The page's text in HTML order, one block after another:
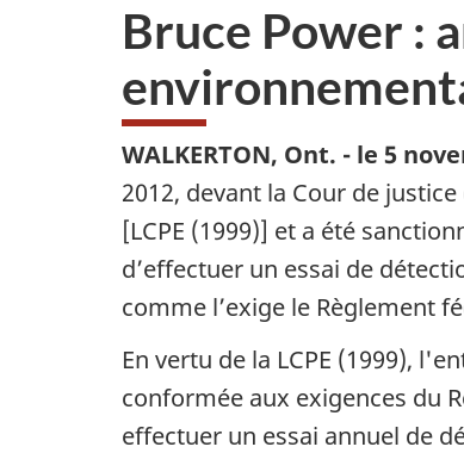
Bruce Power :
WALKERTON, Ont. - le 5
2012, devant la Cour de
[LCPE (1999)] et a été
d’effectuer un essai de
comme l’exige le Règlement
En vertu de la LCPE (1999),
conformée aux exigences du
effectuer un essai annuel de